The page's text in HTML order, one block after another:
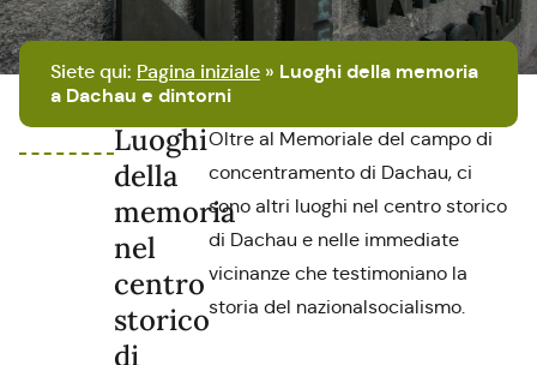
Siete qui: Pagina iniziale » Luoghi della memoria
a Dachau e dintorni
Luoghi
della
memoria
nel
centro
storico
di
Oltre al Memoriale del campo di
concentramento di Dachau, ci
sono altri luoghi nel centro storico
di Dachau e nelle immediate
vicinanze che testimoniano la
storia del nazionalsocialismo.